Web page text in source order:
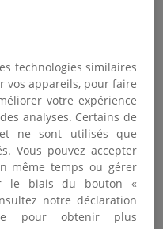
Carte
Siège
technologies similaires
vos appareils, pour faire
votre expérience
analyses. Certains de
ne sont utilisés que
Vous pouvez accepter
même temps ou gérer
le biais du bouton «
notre déclaration
pour obtenir plus